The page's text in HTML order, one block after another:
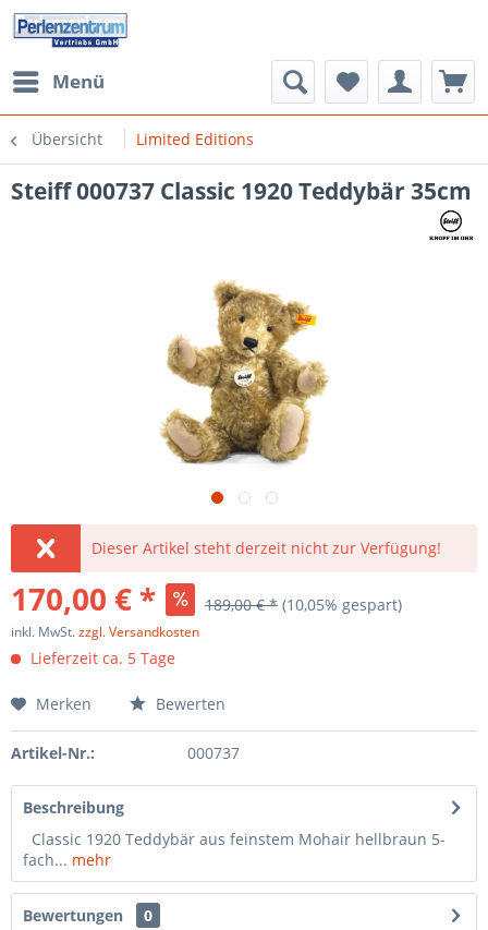
Menü
Übersicht Limited Editions
Steiff 000737 Classic 1920 Teddybär 35cm
Dieser Artikel steht derzeit nicht zur Verfügung!
170,00 € * 189,00 € * (10,05% gespart)
inkl. MwSt.zzgl. Versandkosten
Lieferzeit ca. 5 Tage
Merken Bewerten
Artikel-Nr.: 000737
Beschreibung
Classic 1920 Teddybär aus feinstem Mohair hellbraun 5-
fach... mehr
Bewertungen
0